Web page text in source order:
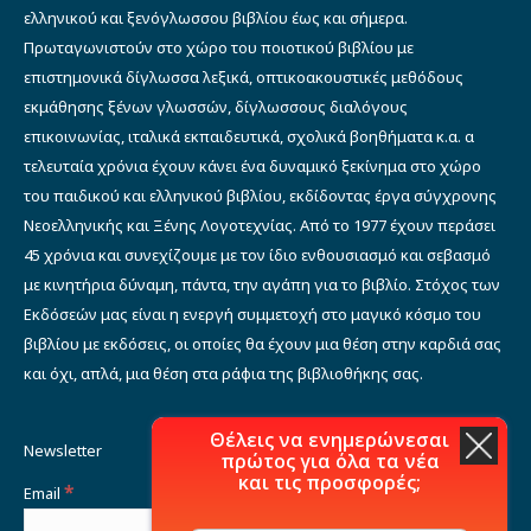
ελληνικού και ξενόγλωσσου βιβλίου έως και σήμερα.
Πρωταγωνιστούν στο χώρο του ποιοτικού βιβλίου με
επιστημονικά δίγλωσσα λεξικά, οπτικοακουστικές μεθόδους
εκμάθησης ξένων γλωσσών, δίγλωσσους διαλόγους
επικοινωνίας, ιταλικά εκπαιδευτικά, σχολικά βοηθήματα κ.α. α
τελευταία χρόνια έχουν κάνει ένα δυναμικό ξεκίνημα στο χώρο
του παιδικού και ελληνικού βιβλίου, εκδίδοντας έργα σύγχρονης
Νεοελληνικής και Ξένης Λογοτεχνίας. Από το 1977 έχουν περάσει
45 χρόνια και συνεχίζουμε με τον ίδιο ενθουσιασμό και σεβασμό
με κινητήρια δύναμη, πάντα, την αγάπη για το βιβλίο. Στόχος των
Εκδόσεών μας είναι η ενεργή συμμετοχή στο μαγικό κόσμο του
βιβλίου με εκδόσεις, οι οποίες θα έχουν μια θέση στην καρδιά σας
και όχι, απλά, μια θέση στα ράφια της βιβλιοθήκης σας.
Newsletter
Email *
Θέλεις να ενημερώνεσαι
πρώτος για όλα τα νέα
και τις προσφορές;